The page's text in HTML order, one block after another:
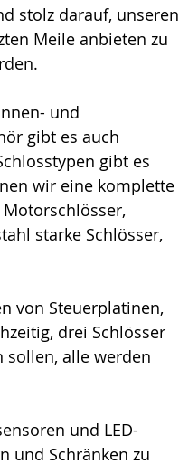
stolz darauf, unseren
Meile anbieten zu
und
gibt es auch
gibt es
wir eine komplette
starke Schlösser,
von Steuerplatinen,
drei Schlösser
sollen, alle werden
und LED-
und Schränken zu